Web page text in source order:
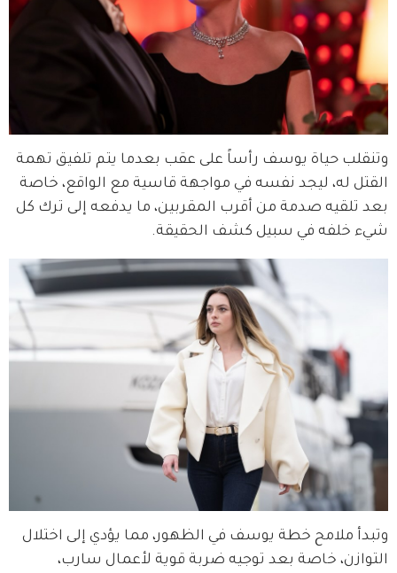
وتنقلب حياة يوسف رأساً على عقب بعدما يتم تلفيق تهمة
القتل له، ليجد نفسه في مواجهة قاسية مع الواقع، خاصة
بعد تلقيه صدمة من أقرب المقربين، ما يدفعه إلى ترك كل
شيء خلفه في سبيل كشف الحقيقة.
وتبدأ ملامح خطة يوسف في الظهور، مما يؤدي إلى اختلال
التوازن، خاصة بعد توجيه ضربة قوية لأعمال سارب،